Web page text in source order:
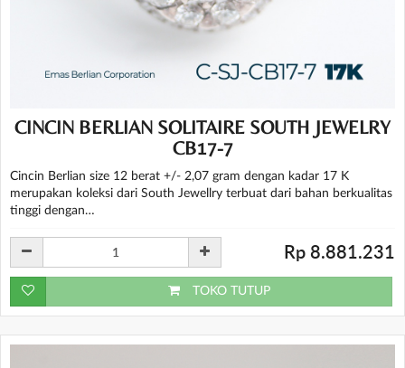
CINCIN BERLIAN SOLITAIRE SOUTH JEWELRY
CB17-7
Cincin Berlian size 12 berat +/- 2,07 gram dengan kadar 17 K
merupakan koleksi dari South Jewellry terbuat dari bahan berkualitas
tinggi dengan…
Rp 8.881.231
TOKO TUTUP